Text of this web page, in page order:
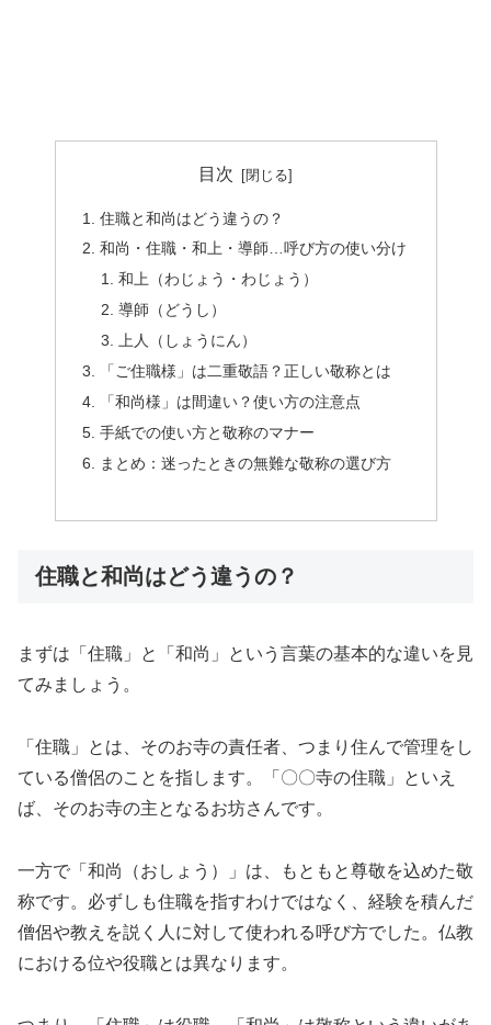
目次
住職と和尚はどう違うの？
和尚・住職・和上・導師…呼び方の使い分け
和上（わじょう・わじょう）
導師（どうし）
上人（しょうにん）
「ご住職様」は二重敬語？正しい敬称とは
「和尚様」は間違い？使い方の注意点
手紙での使い方と敬称のマナー
まとめ：迷ったときの無難な敬称の選び方
住職と和尚はどう違うの？
まずは「住職」と「和尚」という言葉の基本的な違いを見
てみましょう。
「住職」とは、そのお寺の責任者、つまり住んで管理をし
ている僧侶のことを指します。「〇〇寺の住職」といえ
ば、そのお寺の主となるお坊さんです。
一方で「和尚（おしょう）」は、もともと尊敬を込めた敬
称です。必ずしも住職を指すわけではなく、経験を積んだ
僧侶や教えを説く人に対して使われる呼び方でした。仏教
における位や役職とは異なります。